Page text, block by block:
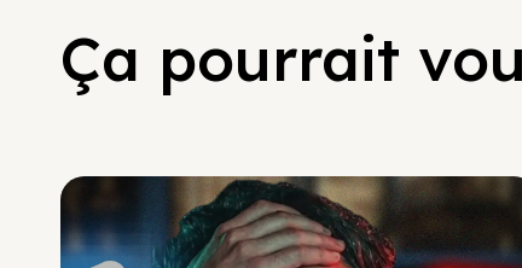
Ça pourrait
Social Scaling